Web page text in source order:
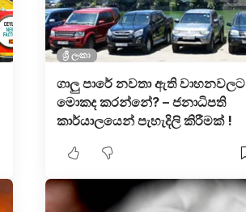
ශ්‍රී ලංකා
ගාලු පාරේ නවතා ඇති වාහනවලට
මොකද කරන්නේ? – ජනාධිපති
කාර්යාලයෙන් පැහැදිලි කිරීමක් !